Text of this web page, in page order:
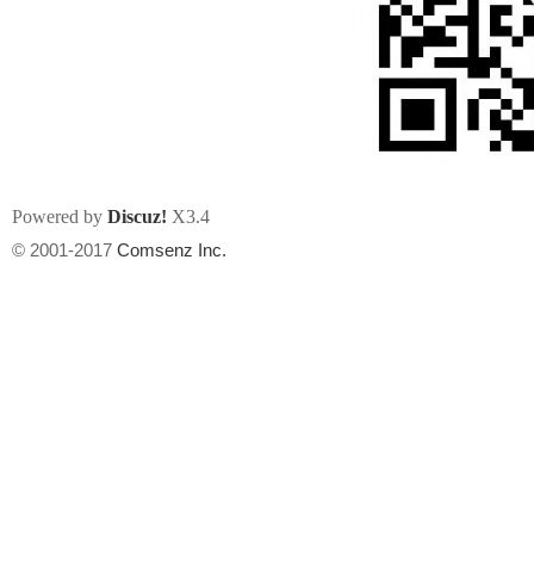
州
Powered by Discuz! X3.4
© 2001-2017 Comsenz Inc.